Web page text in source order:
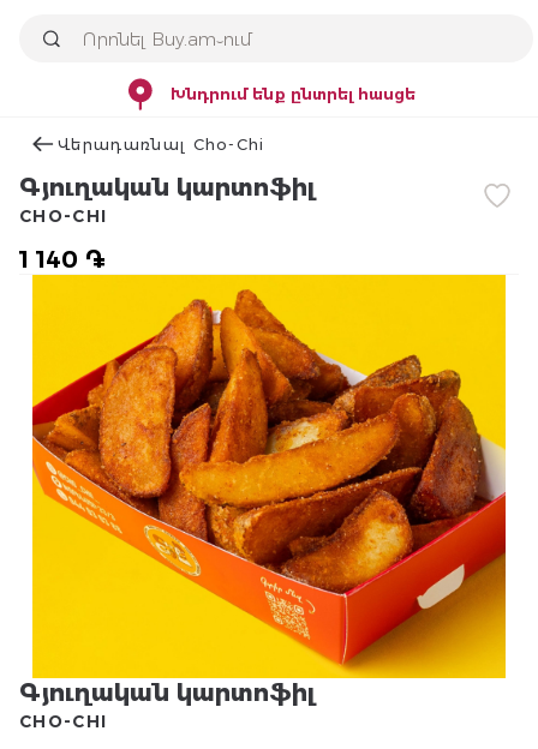
Խնդրում ենք ընտրել հասցե
Վերադառնալ Cho-Chi
Գյուղական կարտոֆիլ
1 140 ֏
CHO-CHI
Գյուղական կարտոֆիլ
CHO-CHI